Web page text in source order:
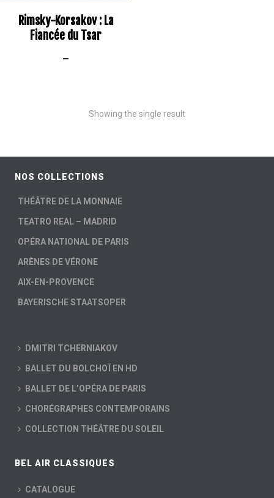
Rimsky-Korsakov : La
Fiancée du Tsar
–
Showing the single result
NOS COLLECTIONS
THÉÂTRE DE LA MONNAIE
TEATRO REAL – MADRID
OPÉRA NATIONAL DE PARIS
ARÈNES DE VÉRONE
AIX-EN-PROVENCE
BAYERISCHE STAATSOPER
DMITRI TCHERNIAKOV
BALLET DU BOLCHOÏ EN HD
BALLET DE L’OPÉRA DE PARIS
CHORÉGRAPHES CONTEMPORAINS
COLLECTION THÉÂTRE DU SOLEIL
BEL AIR CLASSIQUES
CATALOGUE